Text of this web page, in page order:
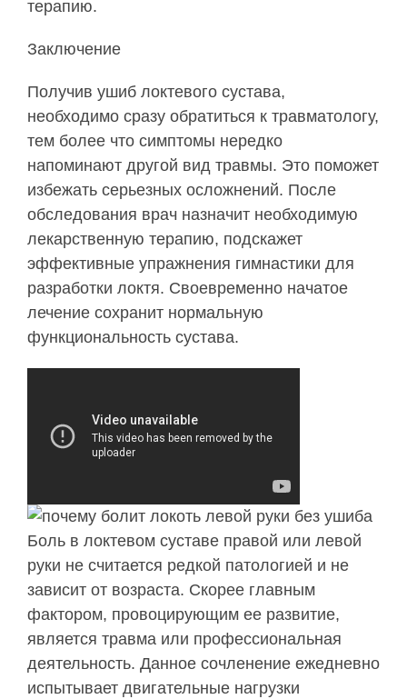
терапию.
Заключение
Получив ушиб локтевого сустава,
необходимо сразу обратиться к травматологу,
тем более что симптомы нередко
напоминают другой вид травмы. Это поможет
избежать серьезных осложнений. После
обследования врач назначит необходимую
лекарственную терапию, подскажет
эффективные упражнения гимнастики для
разработки локтя. Своевременно начатое
лечение сохранит нормальную
функциональность сустава.
Боль в локтевом суставе правой или левой
руки не считается редкой патологией и не
зависит от возраста. Скорее главным
фактором, провоцирующим ее развитие,
является травма или профессиональная
деятельность. Данное сочленение ежедневно
испытывает двигательные нагрузки